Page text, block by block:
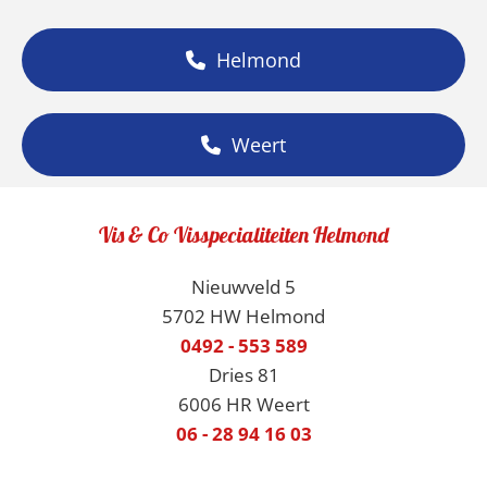
Helmond
Weert
Vis & Co Visspecialiteiten Helmond
Nieuwveld 5
5702 HW Helmond
0492 - 553 589
Dries 81
6006 HR Weert
06 - 28 94 16 03